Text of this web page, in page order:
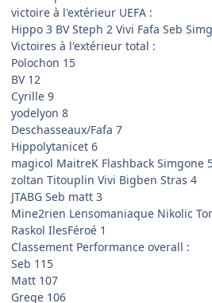
victoire à l'extérieur UEFA :
Hippo 3 BV Steph 2 Vivi Fafa Seb
Victoires à l'extérieur total :
Polochon 15
BV 12
Cyrille 9
yodelyon 8
Deschasseaux/Fafa 7
Hippolytanicet 6
magicol MaitreK Flashback Simgone
zoltan Titouplin Vivi Bigben Stras 4
JTABG Seb matt 3
Mine2rien Lensomaniaque Nikolic
Raskol IlesFéroé 1
Classement Performance overall :
Seb 115
Matt 107
Grege 106